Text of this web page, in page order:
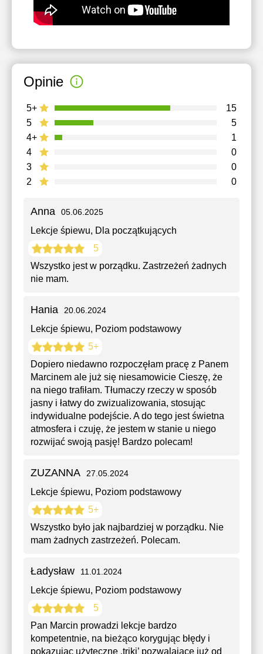
Opinie
2 0
3 0
4 0
4+ 1
5 5
5+ 15
Anna 05.06.2025
Lekcje śpiewu, Dla początkujących
5
Wszystko jest w porządku. Zastrzeżeń żadnych
nie mam.
Hania 20.06.2024
Lekcje śpiewu, Poziom podstawowy
5+
Dopiero niedawno rozpoczęłam pracę z Panem
Marcinem ale już się niesamowicie Cieszę, że
na niego trafiłam. Tłumaczy rzeczy w sposób
jasny i łatwy do zwizualizowania, stosując
indywidualne podejście. A do tego jest świetna
atmosfera i czuję, że jestem w stanie u niego
rozwijać swoją pasję! Bardzo polecam!
ZUZANNA 27.05.2024
Lekcje śpiewu, Poziom podstawowy
5+
Wszystko było jak najbardziej w porządku. Nie
mam żadnych zastrzeżeń. Polecam.
Ładysław 11.01.2024
Lekcje śpiewu, Poziom podstawowy
5
Pan Marcin prowadzi lekcje bardzo
kompetentnie, na bieżąco korygując błędy i
pokazując użyteczne ‚triki’ pozwalające już od